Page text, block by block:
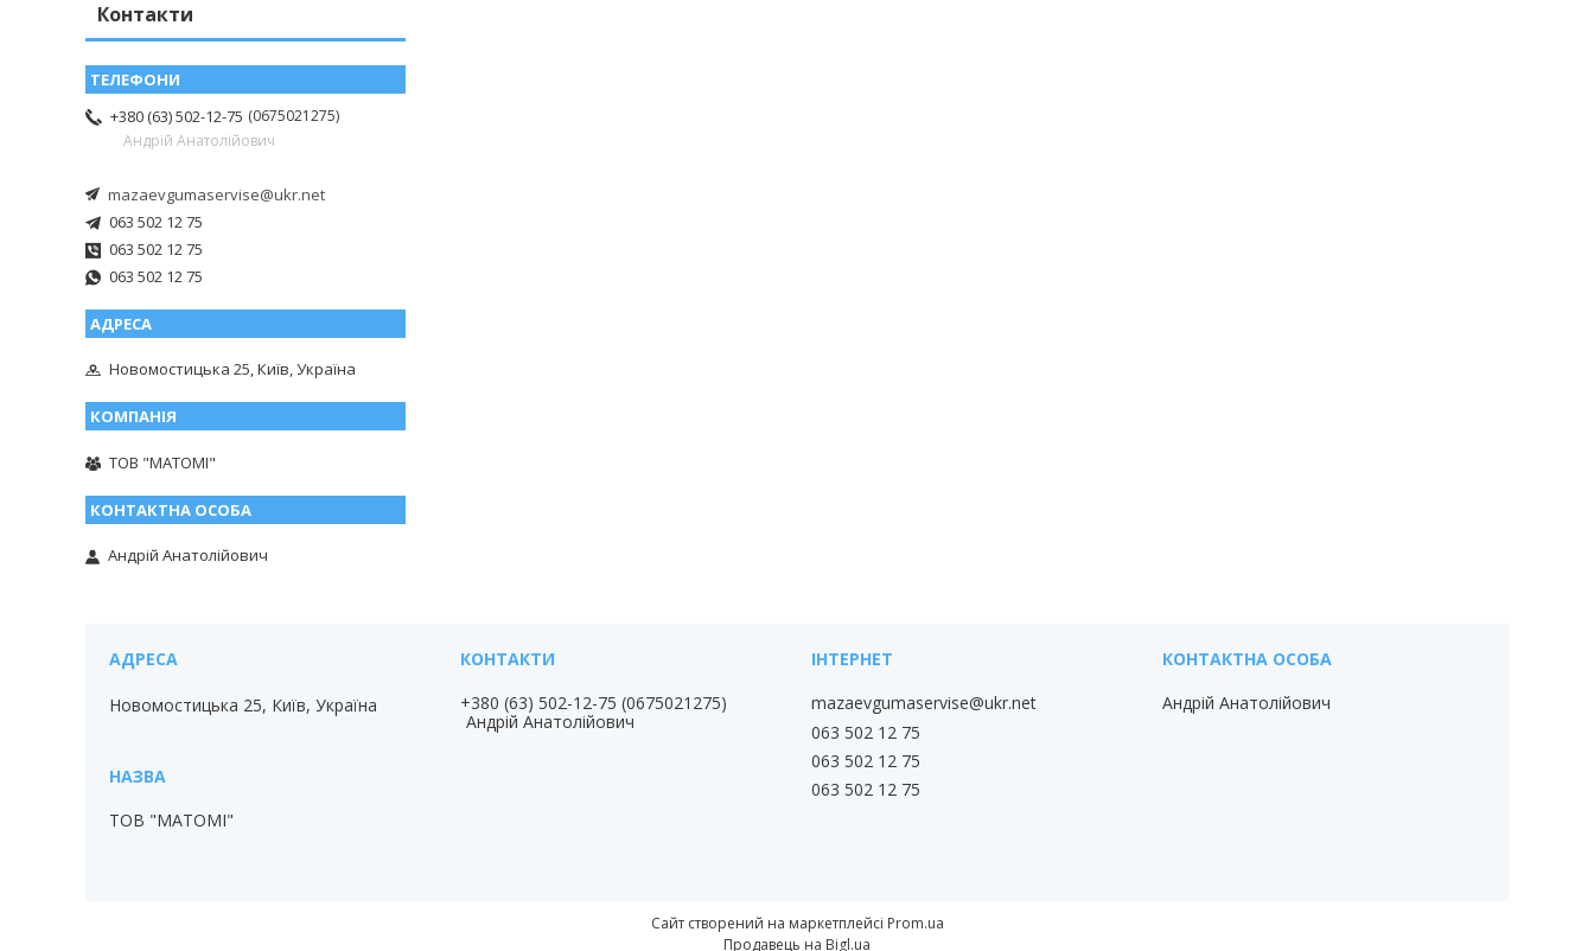
Контакти
+380 (63) 502-12-75 0675021275
Андрій Анатолійович
mazaevgumaservise@ukr.net
063 502 12 75
063 502 12 75
063 502 12 75
Новомостицька 25, Київ, Україна
ТОВ "МАТОМІ"
Андрій Анатолійович
Новомостицька 25, Київ, Україна
ТОВ "МАТОМІ"
+380 (63) 502-12-75 0675021275
Андрій Анатолійович
mazaevgumaservise@ukr.net
063 502 12 75
063 502 12 75
063 502 12 75
Андрій Анатолійович
Сайт створений на маркетплейсі Prom.ua
Продавець на Bigl.ua